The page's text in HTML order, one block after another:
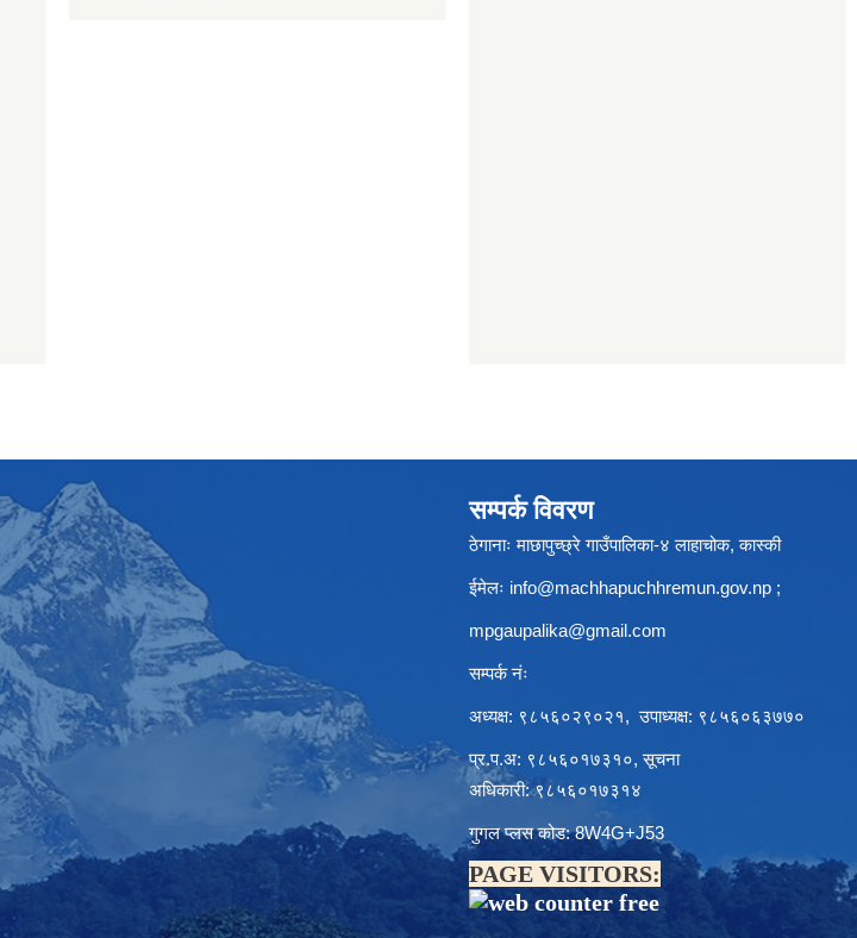
सम्पर्क विवरण
ठेगानाः माछापुच्छ्रे गाउँपालिका-४ लाहाचोक, कास्की
ईमेलः info@machhapuchhremun.gov.np ;
mpgaupalika@gmail.com
सम्पर्क नंः
अध्यक्ष: ९८५६०२९०२१, उपाध्यक्ष: ९८५६०६३७७०
प्र.प.अ: ९८५६०१७३१०, सूचना
अधिकारी: ९८५६०१७३१४
गुगल प्लस कोड: 8W4G+J53
PAGE VISITORS: